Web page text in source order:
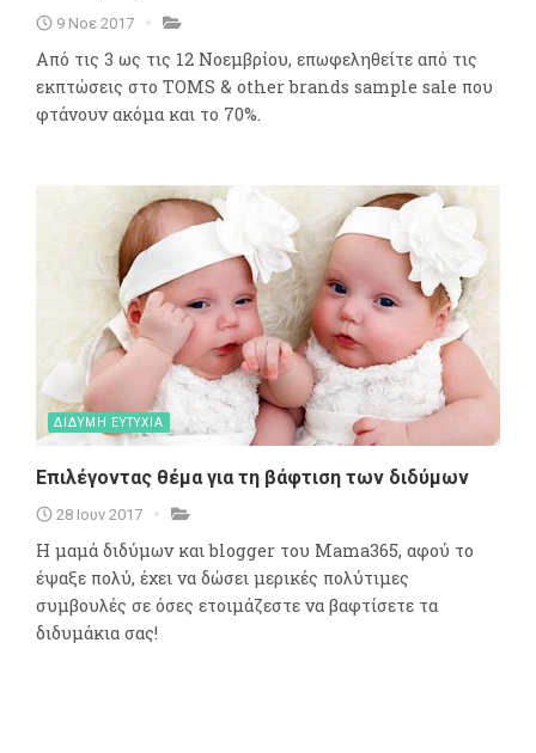
9 Νοε 2017
Από τις 3 ως τις 12 Νοεμβρίου, επωφεληθείτε από τις
εκπτώσεις στο TOMS & other brands sample sale που
φτάνουν ακόμα και το 70%.
ΔΙΔΥΜΗ ΕΥΤΥΧΙΑ
Επιλέγοντας θέμα για τη βάφτιση των διδύμων
28 Ιουν 2017
Η μαμά διδύμων και blogger του Mama365, αφού το
έψαξε πολύ, έχει να δώσει μερικές πολύτιμες
συμβουλές σε όσες ετοιμάζεστε να βαφτίσετε τα
διδυμάκια σας!